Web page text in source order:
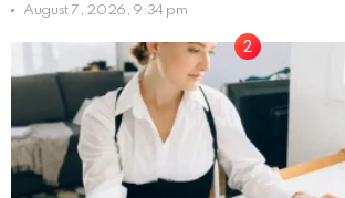
August 7, 2026, 9:34 pm